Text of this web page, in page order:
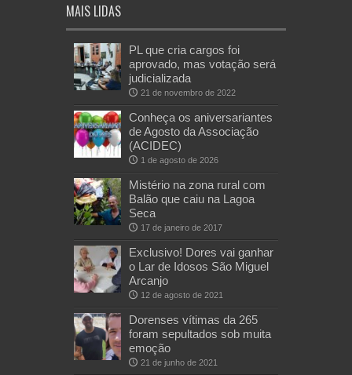
MAIS LIDAS
PL que cria cargos foi
aprovado, mas votação será
judicializada
21 de novembro de 2022
Conheça os aniversariantes
de Agosto da Associação
(ACIDEC)
1 de agosto de 2026
Mistério na zona rural com
Balão que caiu na Lagoa
Seca
17 de janeiro de 2017
Exclusivo! Dores vai ganhar
o Lar de Idosos São Miguel
Arcanjo
12 de agosto de 2021
Dorenses vítimas da 265
foram sepultados sob muita
emoção
21 de junho de 2021